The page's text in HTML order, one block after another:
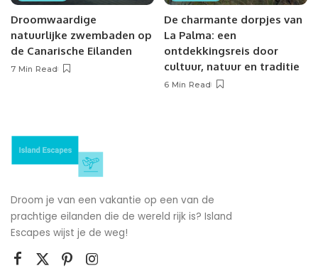
Droomwaardige
natuurlijke zwembaden op
de Canarische Eilanden
7 Min Read
De charmante dorpjes van
La Palma: een
ontdekkingsreis door
cultuur, natuur en traditie
6 Min Read
Droom je van een vakantie op een van de
prachtige eilanden die de wereld rijk is? Island
Escapes wijst je de weg!